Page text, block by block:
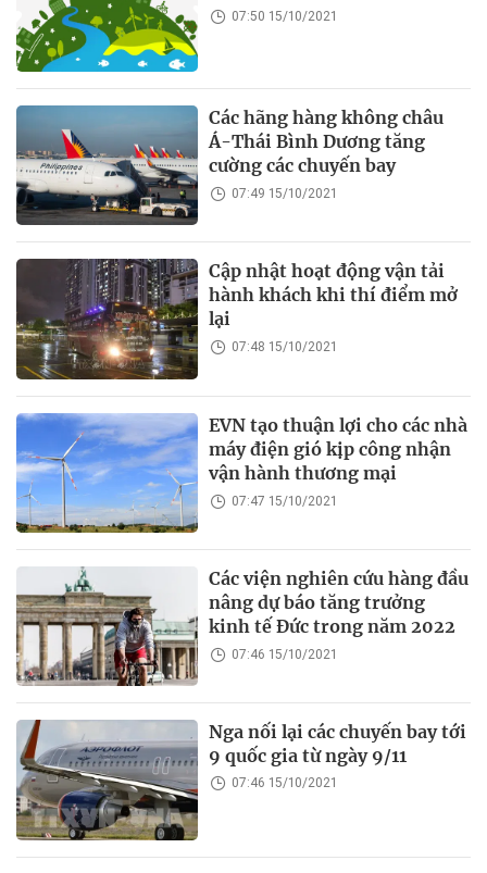
07:50 15/10/2021
Các hãng hàng không châu
Á-Thái Bình Dương tăng
cường các chuyến bay
07:49 15/10/2021
Cập nhật hoạt động vận tải
hành khách khi thí điểm mở
lại
07:48 15/10/2021
EVN tạo thuận lợi cho các nhà
máy điện gió kịp công nhận
vận hành thương mại
07:47 15/10/2021
Các viện nghiên cứu hàng đầu
nâng dự báo tăng trưởng
kinh tế Đức trong năm 2022
07:46 15/10/2021
Nga nối lại các chuyến bay tới
9 quốc gia từ ngày 9/11
07:46 15/10/2021